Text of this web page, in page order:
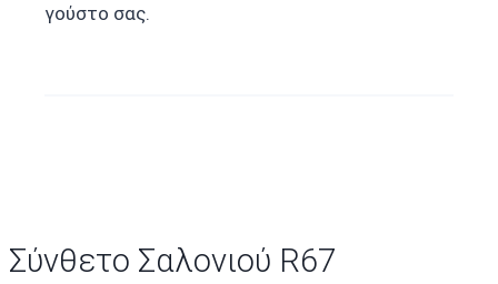
γούστο σας.
Σύνθετο Σαλονιού R67